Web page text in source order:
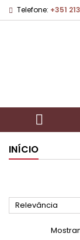
Telefone: +351

INÍCIO
Relevância